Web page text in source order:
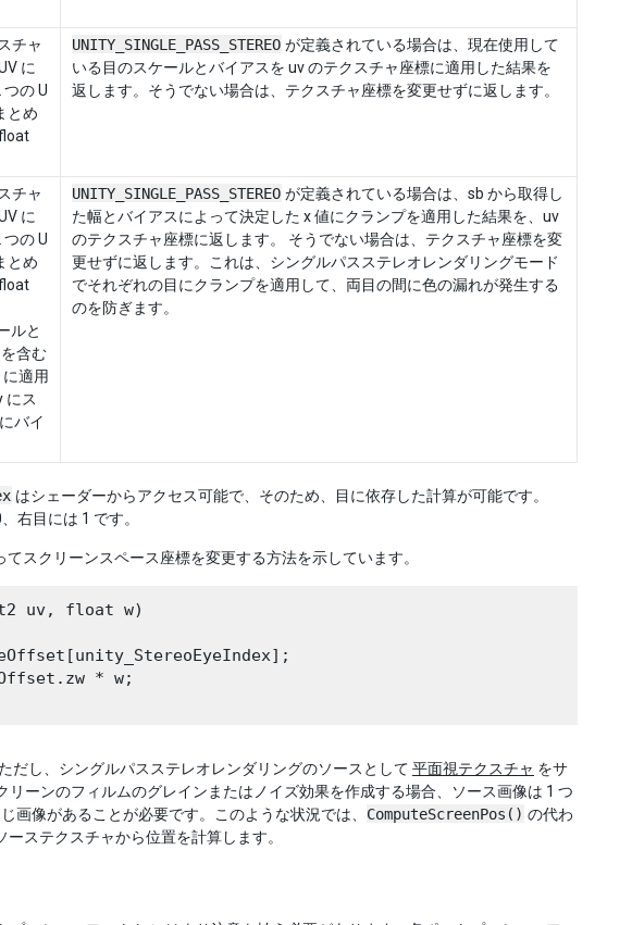
チャ
に
の U
とめ
UNITY_SINGLE_PASS_STEREO が定義されている場合は、現在使用して
いる目のスケールとバイアスを uv のテクスチャ座標に適用した結果を
返します。そうでない場合は、テクスチャ座標を変更せずに返します。
チャ
に
の U
とめ
ルと
含む
適用
にス
バイ
UNITY_SINGLE_PASS_STEREO が定義されている場合は、sb から取得し
た幅とバイアスによって決定した x 値にクランプを適用した結果を、uv
のテクスチャ座標に返します。 そうでない場合は、テクスチャ座標を変
更せずに返します。これは、シングルパスステレオレンダリングモード
でそれぞれの目にクランプを適用して、両目の間に色の漏れが発生する
のを防ぎます。
はシェーダーからアクセス可能で、そのため、目に依存した計算が可能です。
右目には 1 です。
てスクリーンスペース座標を変更する方法を示しています。
uv, float w)
* w;
だし、シングルパスステレオレンダリングのソースとして 平面視テクスチャ をサ
ーンのフィルムのグレインまたはノイズ効果を作成する場合、ソース画像は 1 つ
画像があることが必要です。このような状況では、 ComputeScreenPos() の代わ
ーステクスチャから位置を計算します。